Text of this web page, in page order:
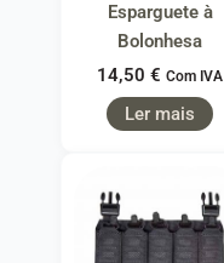
Esparguete à
Bolonhesa
14,50 € Com IVA
Ler mais